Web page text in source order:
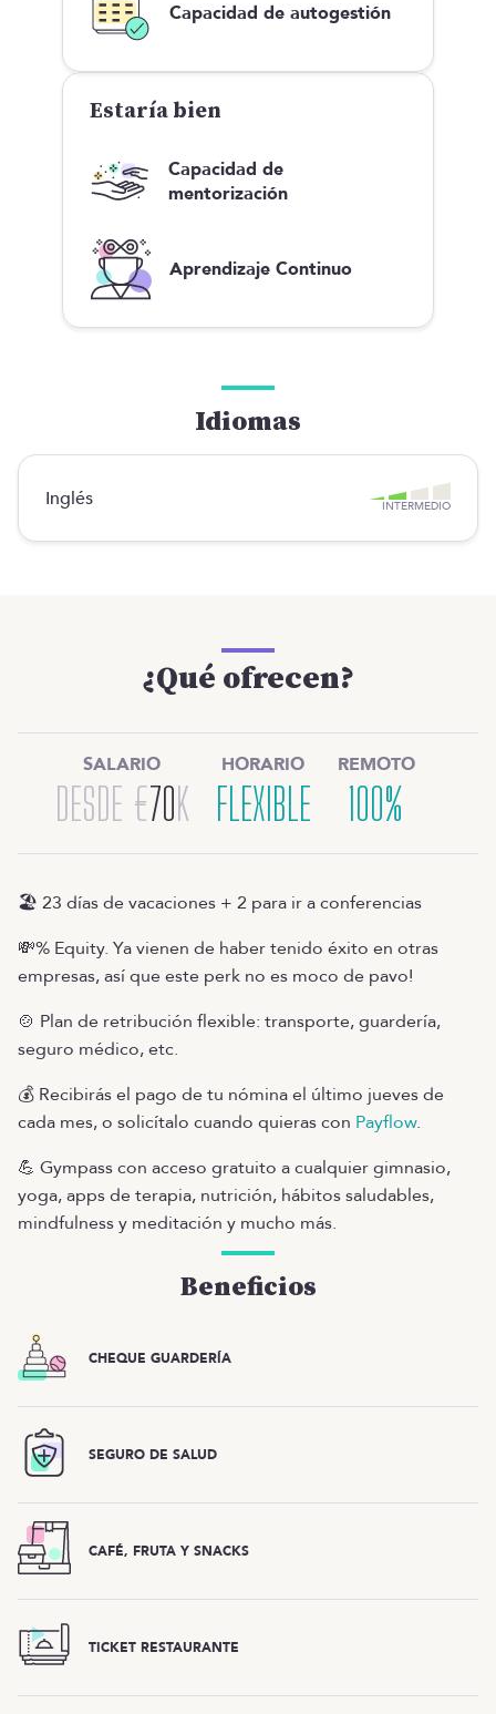
Capacidad de autogestión
Estaría bien
Capacidad de
mentorización
Aprendizaje Continuo
Idiomas
Inglés INTERMEDIO
¿Qué ofrecen?
SALARIO
DESDE €70K
HORARIO
FLEXIBLE
REMOTO
100%
🏖️ 23 días de vacaciones + 2 para ir a conferencias
💸% Equity. Ya vienen de haber tenido éxito en otras
empresas, así que este perk no es moco de pavo!
🍲 Plan de retribución flexible: transporte, guardería,
seguro médico, etc.
💰 Recibirás el pago de tu nómina el último jueves de
cada mes, o solicítalo cuando quieras con Payflow.
💪 Gympass con acceso gratuito a cualquier gimnasio,
yoga, apps de terapia, nutrición, hábitos saludables,
mindfulness y meditación y mucho más.
Beneficios
CHEQUE GUARDERÍA
SEGURO DE SALUD
CAFÉ, FRUTA Y SNACKS
TICKET RESTAURANTE